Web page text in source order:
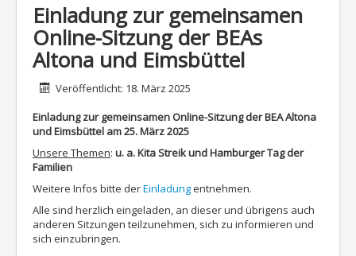
Einladung zur gemeinsamen
Online-Sitzung der BEAs
Altona und Eimsbüttel
DetailsVeröffentlicht: 18. März 2025
Einladung zur gemeinsamen Online-Sitzung der BEA Altona
und Eimsbüttel am 25. März 2025
Unsere Themen: u. a. Kita Streik und Hamburger Tag der
Familien
Weitere Infos bitte derEinladungentnehmen.
Alle sind herzlich eingeladen, an dieser und übrigens auch
anderen Sitzungen teilzunehmen, sich zu informieren und
sich einzubringen.